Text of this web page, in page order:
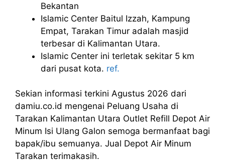
Bekantan
Islamic Center Baitul Izzah, Kampung
Empat, Tarakan Timur adalah masjid
terbesar di Kalimantan Utara.
Islamic Center ini terletak sekitar 5 km
dari pusat kota. ref.
Sekian informasi terkini Agustus 2026 dari
damiu.co.id mengenai Peluang Usaha di
Tarakan Kalimantan Utara Outlet Refill Depot Air
Minum Isi Ulang Galon semoga bermanfaat bagi
bapak/ibu semuanya. Jual Depot Air Minum
Tarakan terimakasih.